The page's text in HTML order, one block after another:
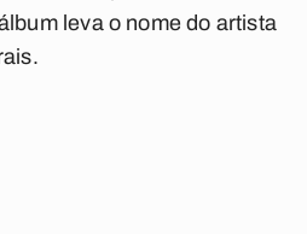
leva o nome do artista